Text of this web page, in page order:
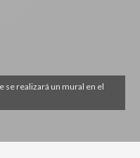
se realizará un mural en el